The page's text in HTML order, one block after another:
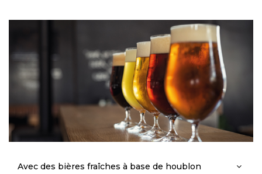
Avec des bières fraîches à base de houblon